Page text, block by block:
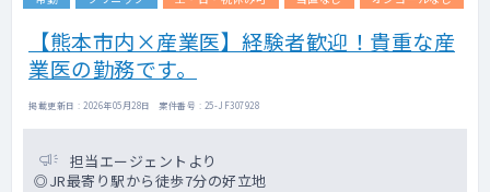
【熊本市内×産業医】経験者歓迎！貴重な産
業医の勤務です。
掲載更新日 : 2026年05月28日 案件番号 : 25-JF307928
担当エージェントより
◎JR最寄り駅から徒歩7分の好立地